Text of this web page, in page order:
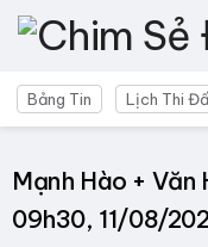
Bảng Tin Lịch Thi
Mạnh Hào + Văn
09h30, 11/08/